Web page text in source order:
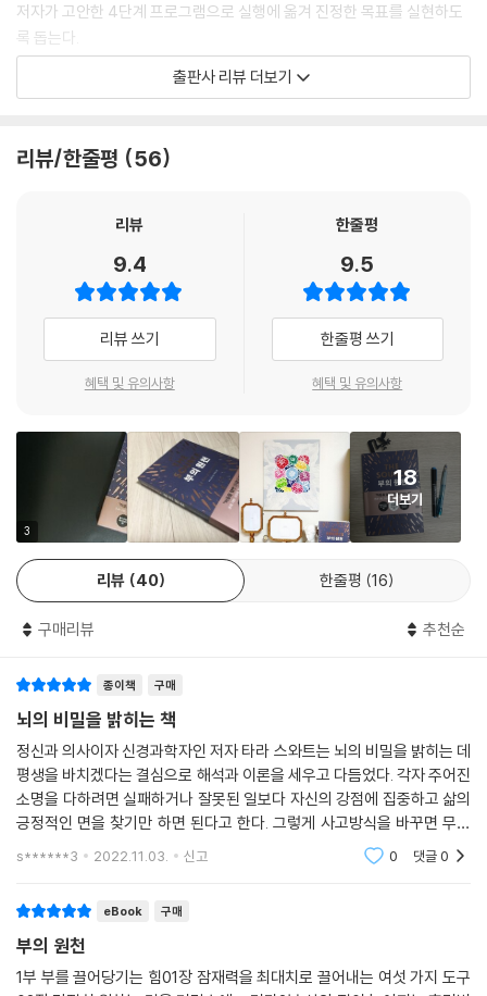
저자가 고안한 4단계 프로그램으로 실행에 옮겨 진정한 목표를 실현하도
록 돕는다.
『시크릿』과 같은 자기계발서는 평범한 내가 '끌어당김의 법칙'을 이용해
스스로의 운명을 바꿀 힘이 생긴다고 주장한다. 셀 수 없이 많은 사람이 수
그리고 단순히 마음을 가다듬어 정신을 개조하면 인생을 바꿀 수 있다는
타라 스와트 박사는 『부의 원천』에서 만약 우리가 회의적인 시선에서 벗어
난다면 우리가 진실로 내면에서 강렬하게 원하는 것을 향해 몰입할 수 있
다고 강조한. 신경가소성, 끌어당김의 법칙, 감정, 논리적 사고, 심지어 자
기관리, 마음챙김에 대한 실용적인 훈련법을 포함해 신경과학과 행동심리
학에서 밝혀진 뇌가 어떻게 그리고 왜 실제로 작동하는지를 밝히며 이 시
시선으로 바닥을 치던 불행한 인생에서 자신감, 목적, 기쁨을 가지고 살아
가는 성공적인 기업가로 변화시킨 그녀 자신의 지난 여정을 진정성 있게
풀어내 과학적인 검증과 개인적인 연구 사례가 어우러져 독자들에게 성공
을 향한 열망을 다시 뜨겁게 불러일으킨다.
우리가 원하는 대부분의 것들. 즉, 건강, 행복, 부, 사랑 등은 생각하고 느끼
고 행동할 수 있는 능력에 의해 좌우된다. 타라 스와트 박사는 독자들이 꿈
스터키』의 실천법과 결합했다. 이 책의 핵심 메시지인 부의 원천, 즉 소스
구가 될 것이다.
인생이 달라지는 놀라운 변화, 부의 원천
책을 집어 든 순간부터 완전히 새로 태어나다!
‘나 자신보다 다른 사람을 더 신경 쓰고 있지 않은가?’
‘어떤 결정을 내려야 할지, 직업상 원하는 것이 무엇인지 고민하고 있는
‘내 인생은 목표가 없는 것 같다. 이대로 인생이 흘러가 버릴까 봐 두려운
가?’
‘나보다 더 가진 사람들이나 내 친구들을 질투하지는 않는가?’
출판사 리뷰 더보기
리뷰/한줄평 56
리뷰
9.4
리뷰 쓰기
혜택 및 유의사항
한줄평
9.5
한줄평 쓰기
혜택 및 유의사항
3
18
더보기
리뷰 40 한줄평 16
구매리뷰 추천순
종이책 구매
뇌의 비밀을 밝히는 책
정신과 의사이자 신경과학자인 저자 타라 스와트는 뇌의 비밀을 밝히는 데
평생을 바치겠다는 결심으로 해석과 이론을 세우고 다듬었다. 각자 주어진
소명을 다하려면 실패하거나 잘못된 일보다 자신의 강점에 집중하고 삶의
긍정적인 면을 찾기만 하면 된다고 한다. 그렇게 사고방식을 바꾸면 무슨
일을 하든 원하는 대로 풀린다고 한다. 저자는 이 책을 통해 과학적으로 입
s******3 2022.11.03. 신고 0 댓글0
eBook 구매
부의 원천
1부 부를 끌어당기는 힘01장 잠재력을 최대치로 끌어내는 여섯 가지 도구